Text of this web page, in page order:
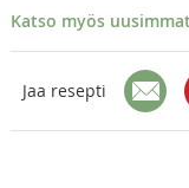
Katso myös
Jaa resepti